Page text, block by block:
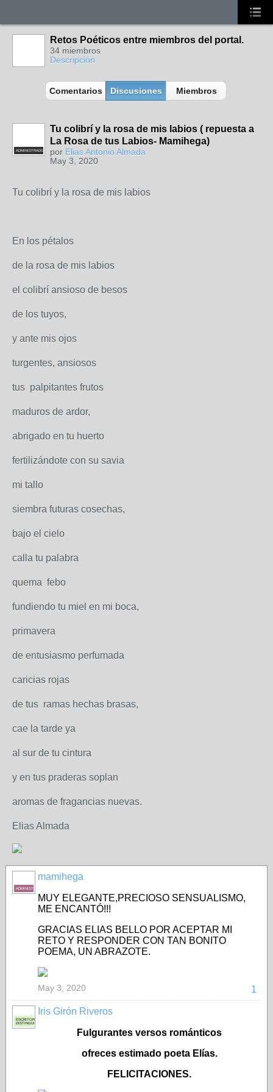
Retos Poéticos entre miembros del portal.
34 miembros
Descripción
Comentarios Discusiones Miembros
ADMINISTRADOR
Tu colibrí y la rosa de mis labios ( repuesta a
La Rosa de tus Labios- Mamihega)
por Elias Antonio Almada
May 3, 2020
Tu colibrí y la rosa de mis labios
En los pétalos
de la rosa de mis labios
el colibrí ansioso de besos
de los tuyos,
y ante mis ojos
turgentes, ansiosos
tus palpitantes frutos
maduros de ardor,
abrigado en tu huerto
fertilizándote con su savia
mi tallo
siembra futuras cosechas,
bajo el cielo
calla tu palabra
quema febo
fundiendo tu miel en mi boca,
primavera
de entusiasmo perfumada
caricias rojas
de tus ramas hechas brasas,
cae la tarde ya
al sur de tu cintura
y en tus praderas soplan
aromas de fragancias nuevas.
Elias Almada
ADMINISTRADORA
mamihega
MUY ELEGANTE,PRECIOSO SENSUALISMO,
ME ENCANTÓ!!!
GRACIAS ELIAS BELLO POR ACEPTAR MI
RETO Y RESPONDER CON TAN BONITO
POEMA, UN ABRAZOTE.
1
May 3, 2020
ESCRITORA
DISTINGUIDA
Iris Girón Riveros
Fulgurantes versos románticos
ofreces estimado poeta Elías.
FELICITACIONES.